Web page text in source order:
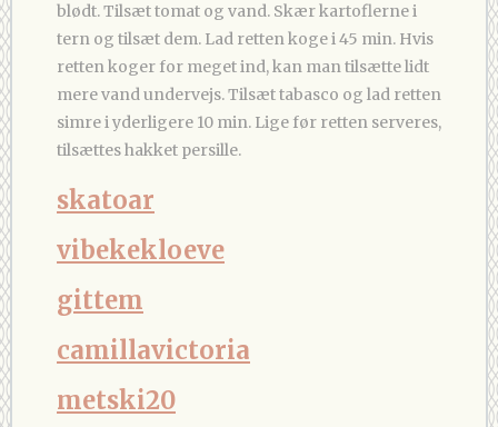
blødt. Tilsæt tomat og vand. Skær kartoflerne i
tern og tilsæt dem. Lad retten koge i 45 min. Hvis
retten koger for meget ind, kan man tilsætte lidt
mere vand undervejs. Tilsæt tabasco og lad retten
simre i yderligere 10 min. Lige før retten serveres,
tilsættes hakket persille.
skatoar
vibekekloeve
gittem
camillavictoria
metski20